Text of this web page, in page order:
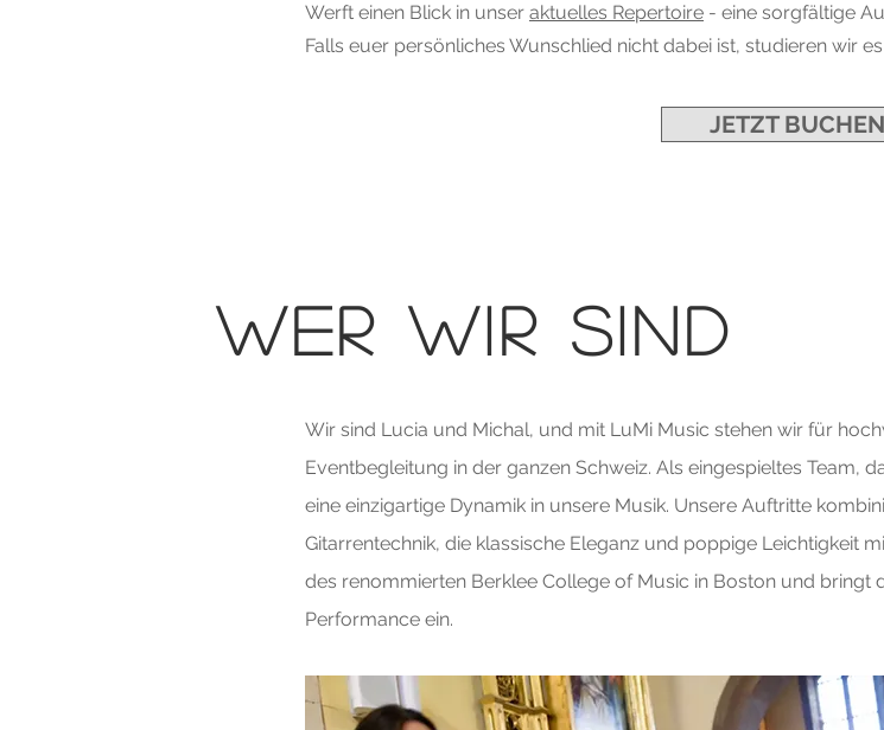
Werft einen Blick in unser aktuelles Repertoire - eine sorgfältige
Falls euer persönliches Wunschlied nicht dabei ist, studieren wir
JETZT BUCHEN
WER WIR SIND
Wir sind Lucia und Michal, und mit LuMi Music stehen wir für
Eventbegleitung in der ganzen Schweiz. Als eingespieltes Team,
eine einzigartige Dynamik in unsere Musik. Unsere Auftritte
Gitarrentechnik, die klassische Eleganz und poppige Leichtigkeit
des renommierten Berklee College of Music in Boston und bringt
Performance ein.